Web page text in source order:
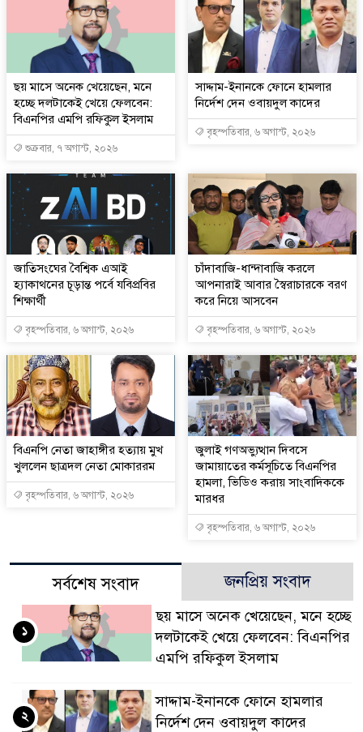
ছয় মাসে অনেক খেয়েছেন, মনে
হচ্ছে দলটাকেই খেয়ে ফেলবেন:
বিএনপির এমপি রফিকুল ইসলাম
শুক্রবার, ৭ অগাস্ট, ২০২৬
সাদ্দাম-ইনানকে ফোনে হামলার
নির্দেশ দেন ওবায়দুল কাদের
বৃহস্পতিবার, ৬ অগাস্ট, ২০২৬
জাতিসংঘের বৈশ্বিক এআই
হ্যাকাথনের চূড়ান্ত পর্বে যবিপ্রবির
শিক্ষার্থী
বৃহস্পতিবার, ৬ অগাস্ট, ২০২৬
চাঁদাবাজি-ধান্দাবাজি করলে
আপনারাই আবার স্বৈরাচারকে বরণ
করে নিয়ে আসবেন
বৃহস্পতিবার, ৬ অগাস্ট, ২০২৬
বিএনপি নেতা জাহাঙ্গীর হত্যায় মুখ
খুললেন ছাত্রদল নেতা মোকাররম
বৃহস্পতিবার, ৬ অগাস্ট, ২০২৬
জুলাই গণঅভ্যুত্থান দিবসে
জামায়াতের কর্মসূচিতে বিএনপির
হামলা, ভিডিও করায় সাংবাদিককে
মারধর
বৃহস্পতিবার, ৬ অগাস্ট, ২০২৬
সর্বশেষ সংবাদ জনপ্রিয় সংবাদ
ছয় মাসে অনেক খেয়েছেন, মনে হচ্ছে
দলটাকেই খেয়ে ফেলবেন: বিএনপির
এমপি রফিকুল ইসলাম
১
সাদ্দাম-ইনানকে ফোনে হামলার
নির্দেশ দেন ওবায়দুল কাদের
২